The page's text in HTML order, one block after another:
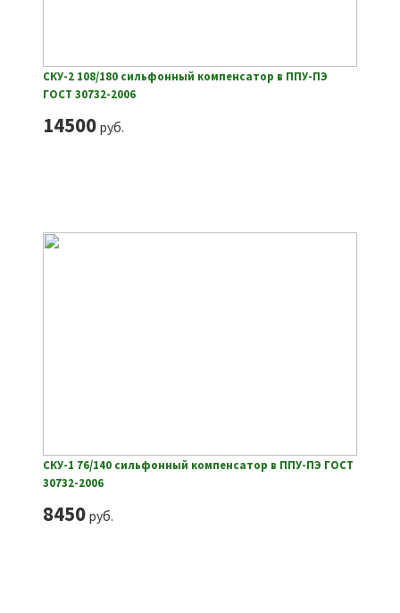
СКУ-2 108/180 сильфонный компенсатор в ППУ-ПЭ
ГОСТ 30732-2006
14500руб.
СКУ-1 76/140 сильфонный компенсатор в ППУ-ПЭ ГОСТ
30732-2006
8450руб.